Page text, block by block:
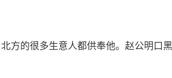
方的很多生意人都供奉他。赵公明